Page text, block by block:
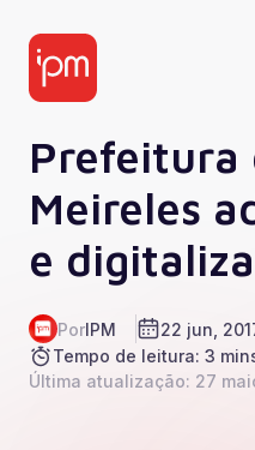
Prefeitura
Meireles
e
PorIPM
22 jun,
Tempo de leitura: 3
Última atualização: 27